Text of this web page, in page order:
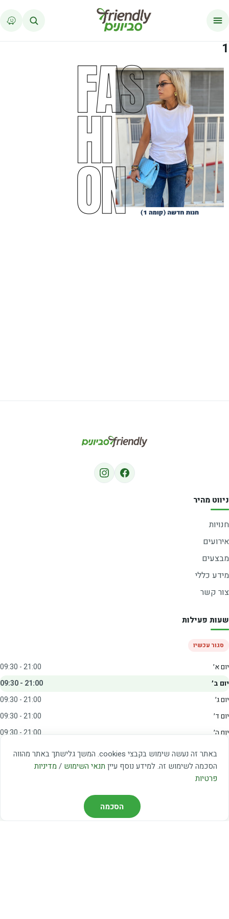
באתר זה נעשה שימוש בקבצי cookies. המשך גלישתך באתר מהווה
הסכמה לשימוש זה. למידע נוסף עיין תנאי השימוש / מדיניות
פרטיות
הסכמה
1
ניווט מהיר
חנויות
אירועים
מבצעים
מידע כללי
צור קשר
שעות פעילות
סגור עכשיו
יום א׳
09:30 - 21:00
יום ב׳
09:30 - 21:00
יום ג׳
09:30 - 21:00
יום ד׳
09:30 - 21:00
יום ה׳
09:30 - 21:00
09:00 - 15:00
שבת
20:00 - 23:00